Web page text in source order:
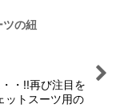
の紐
・!!再び注目を
ットスーツ用の